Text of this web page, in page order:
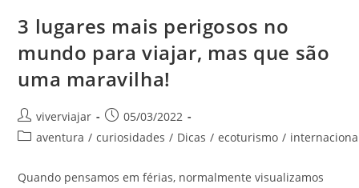
3 lugares mais perigosos no
mundo para viajar, mas que são
uma maravilha!
Autor
do
viverviajar
Post
publicado:
05/03/2022
Categoria
post:
aventura / curiosidades / Dicas / ecoturismo /
Quando pensamos em férias, normalmente visualizamos